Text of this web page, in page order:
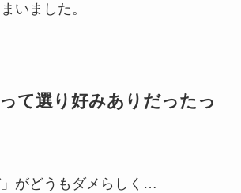
いました。
て選り好みありだったっ
がどうもダメらしく…